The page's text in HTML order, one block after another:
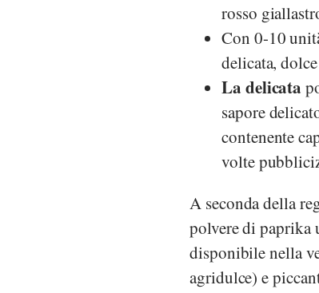
rosso
Con 0-10
delicata,
La delicata
sapore
contenente
volte
A seconda della
polvere di paprika
disponibile nella
agridulce) e